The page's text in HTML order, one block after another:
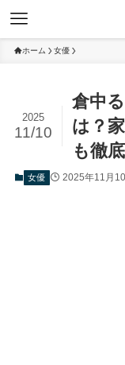
ホーム 女優
倉中
は？
も徹
2025
11/10
女優 2025年11月